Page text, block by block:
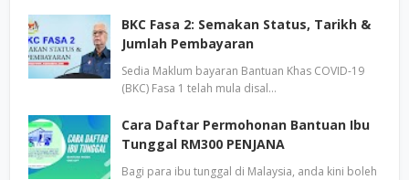
BKC Fasa 2: Semakan Status, Tarikh &
Jumlah Pembayaran
Sedia Maklum bayaran Bantuan Khas COVID-19
(BKC) Fasa 1 telah mula disal…
Cara Daftar Permohonan Bantuan Ibu
Tunggal RM300 PENJANA
Bagi para ibu tunggal di Malaysia, anda kini boleh